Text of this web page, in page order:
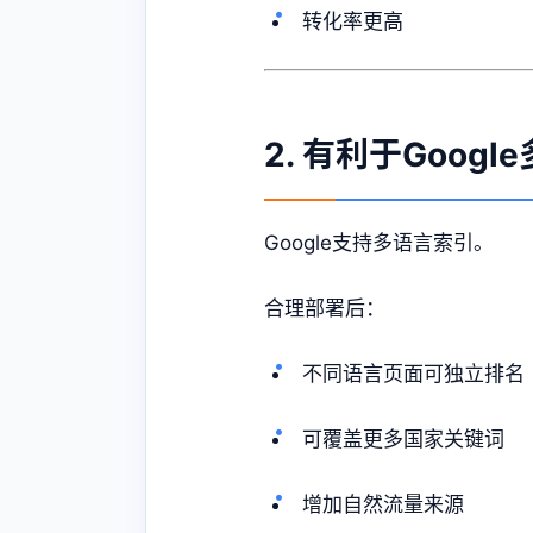
转化率更高
2. 有利于Google
Google支持多语言索引。
合理部署后：
不同语言页面可独立排名
可覆盖更多国家关键词
增加自然流量来源